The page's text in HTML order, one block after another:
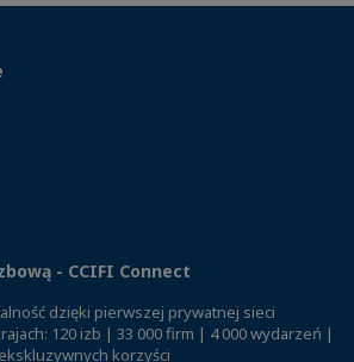
- CCIFI Connect
dzięki pierwszej prywatnej sieci
120 izb | 33 000 firm | 4 000 wydarzeń |
korzyści